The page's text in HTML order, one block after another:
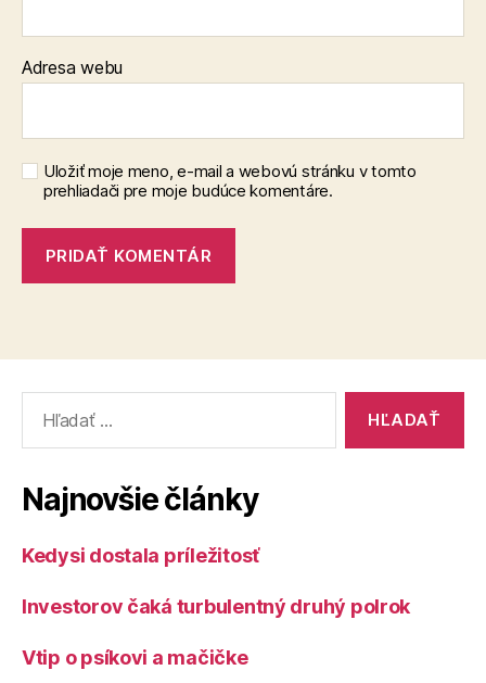
Adresa webu
Uložiť moje meno, e-mail a webovú stránku v tomto
prehliadači pre moje budúce komentáre.
Najnovšie články
Kedysi dostala príležitosť
Investorov čaká turbulentný druhý polrok
Vtip o psíkovi a mačičke